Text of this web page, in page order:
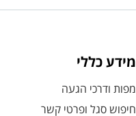
מידע כללי
מפות ודרכי הגעה
חיפוש סגל ופרטי קשר